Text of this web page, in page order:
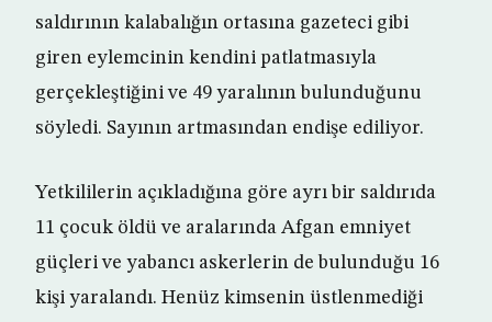
saldırının kalabalığın ortasına gazeteci gibi
giren eylemcinin kendini patlatmasıyla
gerçekleştiğini ve 49 yaralının bulunduğunu
söyledi. Sayının artmasından endişe ediliyor.
Yetkililerin açıkladığına göre ayrı bir saldırıda
11 çocuk öldü ve aralarında Afgan emniyet
güçleri ve yabancı askerlerin de bulunduğu 16
kişi yaralandı. Henüz kimsenin üstlenmediği